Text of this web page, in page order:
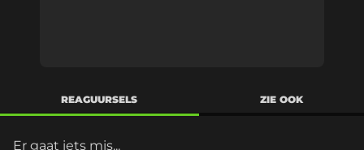
REAGUURSELS ZIE OOK
Er gaat iets mis...